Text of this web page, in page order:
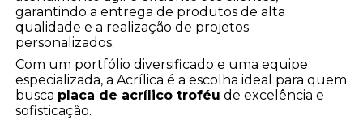
garantindo a entrega de produtos de alta
qualidade e a realização de projetos
personalizados.
Com um portfólio diversificado e uma equipe
especializada, a Acrílica é a escolha ideal para quem
busca placa de acrílico troféu de excelência e
sofisticação.